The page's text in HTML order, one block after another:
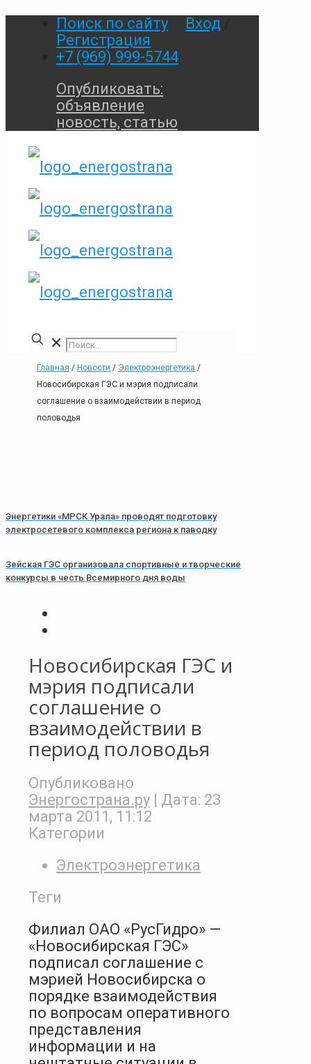
Поиск по сайту Вход
Регистрация
+7 (969) 999-5744
Опубликовать:
объявление
новость, статью
✕
Главная / Новости / Электроэнергетика /
Новосибирская ГЭС и мэрия подписали
соглашение о взаимодействии в период
половодья
Энергетики «МРСК Урала» проводят подготовку
электросетевого комплекса региона к паводку
Зейская ГЭС организовала спортивные и творческие
конкурсы в честь Всемирного дня воды
Новосибирская ГЭС и
мэрия подписали
соглашение о
взаимодействии в
период половодья
Опубликовано
Энергострана.ру
| Дата: 23
марта 2011, 11:12
Категории
Электроэнергетика
Теги
Филиал ОАО «РусГидро» —
«Новосибирская ГЭС»
подписал соглашение с
мэрией Новосибирска о
порядке взаимодействия
по вопросам оперативного
представления
информации и на